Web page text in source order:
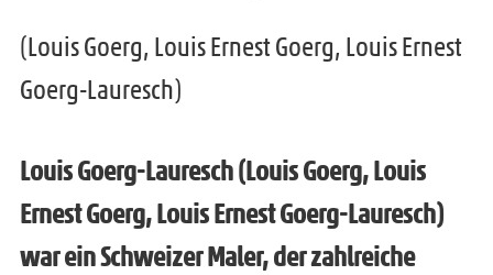
e
e
ö
f
n
r
m
(Louis Goerg, Louis Ernest Goerg, Louis Ernest
Goerg-Lauresch)
Louis Goerg-Lauresch (Louis Goerg, Louis
Ernest Goerg, Louis Ernest Goerg-Lauresch)
war ein Schweizer Maler, der zahlreiche